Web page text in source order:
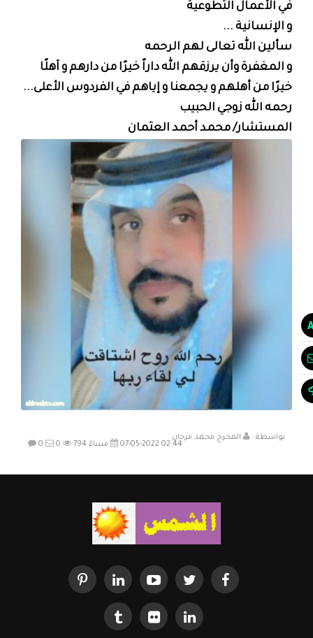
في الأعمال التطوعية
و الإنسانية ...
سألين الله تعالى لهم الرحمه
و المغفرة وأن يرزقهم الله داراً خيرًا من دارهم و آهلًا
خيرًا من أهلهم و يجمعنا و إياهم في الفردوس الأعلى...
رحمه الله زوجي الحبيب
المستشار/ محمد أحمد العثمان
بواسطة :
المخرج محمد فرحان
07-05-2022 02:44 مساءً
0 0 794